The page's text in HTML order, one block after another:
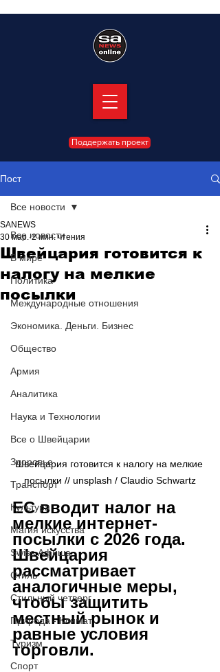
Поддержать проект
Пост
Все новости
В мире
Политика
Международные отношения
Экономика. Деньги. Бизнес
Общество
Армия
Аналитика
Наука и Технологии
Все о Швейцарии
Здоровье
Транспорт
Культура
Магия искусства
Swiss Афиша
Стиль
Стильный четверг
Природа - Климат
Туризм
Спорт
Все новости
Швейцария готовится к
налогу на мелкие
посылки
SANEWS
30 мар. 2 мин. чтения
Швейцария готовится к налогу на мелкие
посылки // unsplash / Claudio Schwartz
ЕС вводит налог на
мелкие интернет-
посылки с 2026 года.
Швейцария
рассматривает
аналогичные меры,
чтобы защитить
местный рынок и
равные условия
торговли.